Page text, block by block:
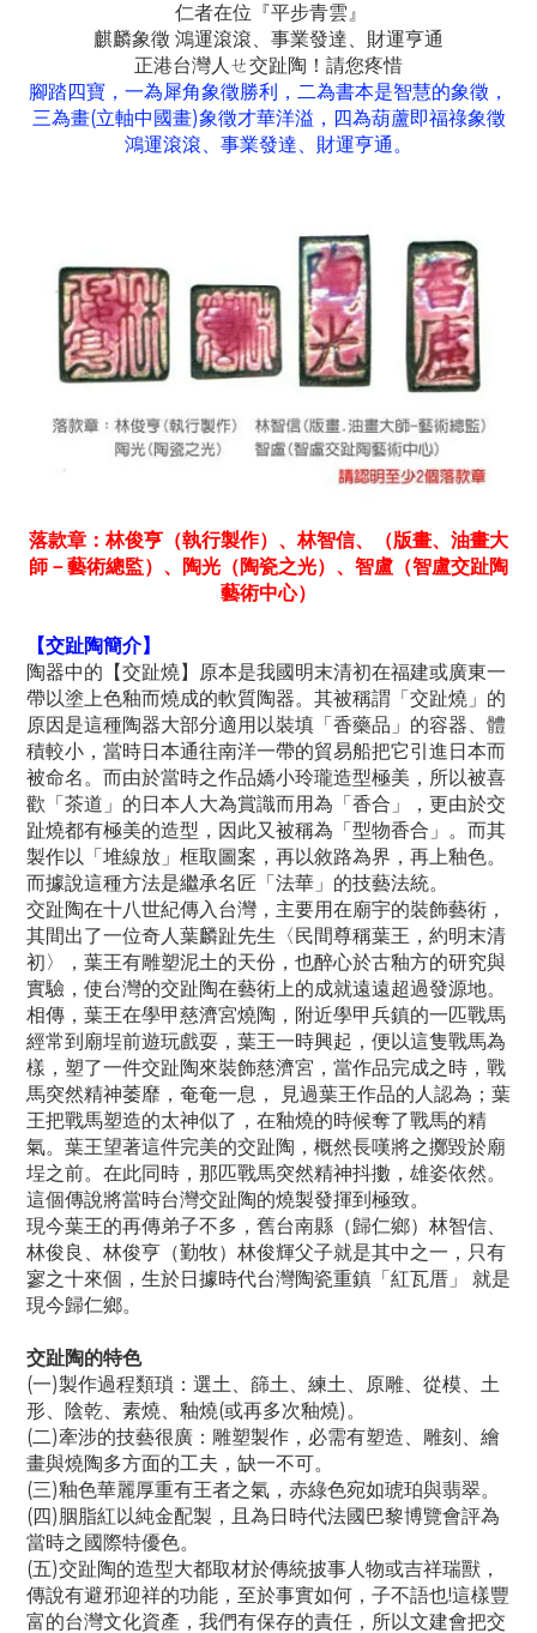
仁者在位『平步青雲』
麒麟象徵 鴻運滾滾、事業發達、財運亨通
正港台灣人ㄝ交趾陶！請您疼惜
腳踏四寶，一為犀角象徵勝利，二為書本是智慧的象徵，
三為畫(立軸中國畫)象徵才華洋溢，四為葫蘆即福祿象徵
鴻運滾滾、事業發達、財運亨通。
落款章：林俊亨（執行製作）、林智信、（版畫、油畫大
師－藝術總監）、陶光（陶瓷之光）、智盧（智盧交趾陶
藝術中心）
【交趾陶簡介】
陶器中的【交趾燒】原本是我國明末清初在福建或廣東一
帶以塗上色釉而燒成的軟質陶器。其被稱謂「交趾燒」的
原因是這種陶器大部分適用以裝填「香藥品」的容器、體
積較小，當時日本通往南洋一帶的貿易船把它引進日本而
被命名。而由於當時之作品嬌小玲瓏造型極美，所以被喜
歡「茶道」的日本人大為賞識而用為「香合」，更由於交
趾燒都有極美的造型，因此又被稱為「型物香合」。而其
製作以「堆線放」框取圖案，再以敘路為界，再上釉色。
而據說這種方法是繼承名匠「法華」的技藝法統。
交趾陶在十八世紀傳入台灣，主要用在廟宇的裝飾藝術，
其間出了一位奇人葉麟趾先生〈民間尊稱葉王，約明末清
初〉，葉王有雕塑泥土的天份，也醉心於古釉方的研究與
實驗，使台灣的交趾陶在藝術上的成就遠遠超過發源地。
相傳，葉王在學甲慈濟宮燒陶，附近學甲兵鎮的一匹戰馬
經常到廟埕前遊玩戲耍，葉王一時興起，便以這隻戰馬為
樣，塑了一件交趾陶來裝飾慈濟宮，當作品完成之時，戰
馬突然精神萎靡，奄奄一息， 見過葉王作品的人認為；葉
王把戰馬塑造的太神似了，在釉燒的時候奪了戰馬的精
氣。葉王望著這件完美的交趾陶，概然長嘆將之擲毀於廟
埕之前。在此同時，那匹戰馬突然精神抖擻，雄姿依然。
這個傳說將當時台灣交趾陶的燒製發揮到極致。
現今葉王的再傳弟子不多，舊台南縣（歸仁鄉）林智信、
林俊良、林俊亨（勤牧）林俊輝父子就是其中之一，只有
寥之十來個，生於日據時代台灣陶瓷重鎮「紅瓦厝」 就是
現今歸仁鄉。
交趾陶的特色
(一)製作過程類瑣：選土、篩土、練土、原雕、從模、土
形、陰乾、素燒、釉燒(或再多次釉燒)。
(二)牽涉的技藝很廣：雕塑製作，必需有塑造、雕刻、繪
畫與燒陶多方面的工夫，缺一不可。
(三)釉色華麗厚重有王者之氣，赤綠色宛如琥珀與翡翠。
(四)胭脂紅以純金配製，且為日時代法國巴黎博覽會評為
當時之國際特優色。
(五)交趾陶的造型大都取材於傳統披事人物或吉祥瑞獸，
傳說有避邪迎祥的功能，至於事實如何，子不語也!這樣豐
富的台灣文化資產，我們有保存的責任，所以文建會把交